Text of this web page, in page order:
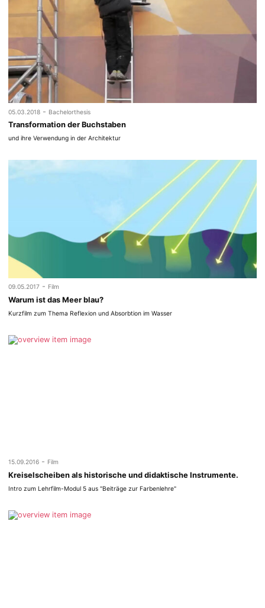
05.03.2018 - Bachelorthesis
Transformation der Buchstaben
und ihre Verwendung in der Architektur
09.05.2017 - Film
Warum ist das Meer blau?
Kurzfilm zum Thema Reflexion und Absorbtion im Wasser
15.09.2016 - Film
Kreiselscheiben als historische und didaktische Instrumente.
Intro zum Lehrfilm-Modul 5 aus "Beiträge zur Farbenlehre"